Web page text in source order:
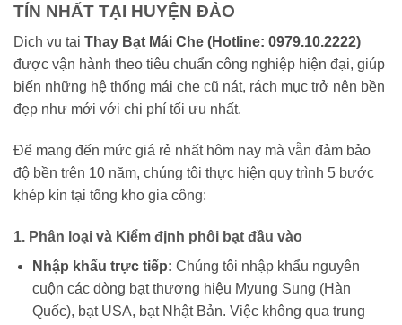
TÍN NHẤT TẠI HUYỆN ĐẢO
Dịch vụ tại Thay Bạt Mái Che (Hotline: 0979.10.2222)
được vận hành theo tiêu chuẩn công nghiệp hiện đại, giúp
biến những hệ thống mái che cũ nát, rách mục trở nên bền
đẹp như mới với chi phí tối ưu nhất.
Để mang đến mức giá rẻ nhất hôm nay mà vẫn đảm bảo
độ bền trên 10 năm, chúng tôi thực hiện quy trình 5 bước
khép kín tại tổng kho gia công:
1. Phân loại và Kiểm định phôi bạt đầu vào
Nhập khẩu trực tiếp: Chúng tôi nhập khẩu nguyên
cuộn các dòng bạt thương hiệu Myung Sung (Hàn
Quốc), bạt USA, bạt Nhật Bản. Việc không qua trung